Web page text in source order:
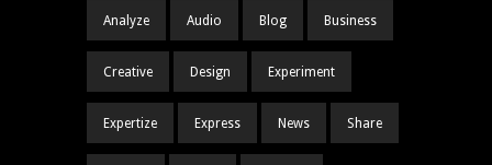
Analyze Audio Blog Business
Creative Design Experiment
Expertize Express News Share